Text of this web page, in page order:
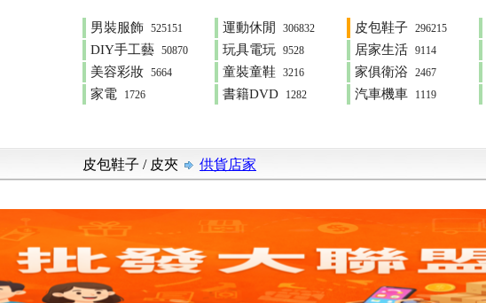
男裝服飾 525151 運動休閒 306832 皮包鞋子 296215
DIY手工藝 50870 玩具電玩 9528 居家生活 9114
美容彩妝 5664 童裝童鞋 3216 家俱衛浴 2467
家電 1726 書籍DVD 1282 汽車機車 1119
皮包鞋子 / 皮夾 供貨店家